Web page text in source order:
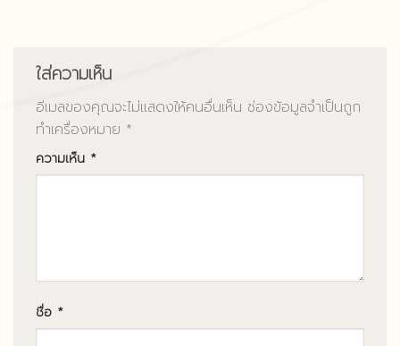
ใส่ความเห็น
อีเมลของคุณจะไม่แสดงให้คนอื่นเห็น ช่องข้อมูลจำเป็นถูก
ทำเครื่องหมาย *
ความเห็น *
ชื่อ *